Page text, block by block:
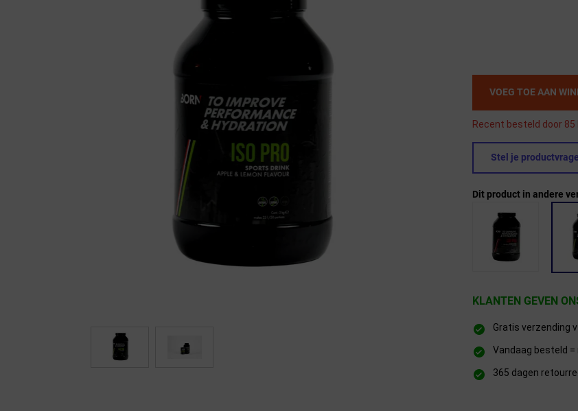
VOEG TOE AAN
Recent besteld door
Stel je
Dit product in andere
KLANTEN GEVEN
Gratis verzending
Vandaag besteld =
365 dagen
← Terug naar productnavigatie